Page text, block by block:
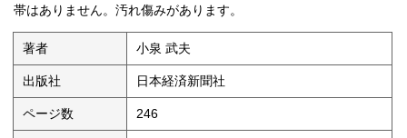
帯はありません。汚れ傷みがあります。
著者 小泉 武夫
出版社 日本経済新聞社
ページ数 246